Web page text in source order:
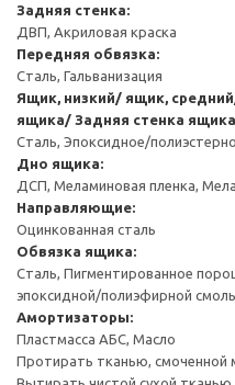
Задняя стенка:
ДВП, Акриловая краска
Передняя обвязка:
Сталь, Гальванизация
Ящик, низкий/ ящик,
ящика/ Задняя стенка
Сталь, Эпоксидное/
Дно ящика:
ДСП, Меламиновая пленка,
Направляющие:
Оцинкованная сталь
Обвязка ящика:
Сталь, Пигментированное
эпоксидной/полиэфирной
Амортизаторы:
Пластмасса АБС, Масло
Протирать тканью,